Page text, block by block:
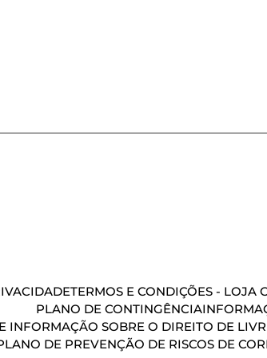
TERMOS E CONDIÇÕES - LOJA
PLANO DE CONTINGÊNCIA
INFORMAÇÃO SOBRE O DIREITO DE
DE PREVENÇÃO DE RISCOS DE